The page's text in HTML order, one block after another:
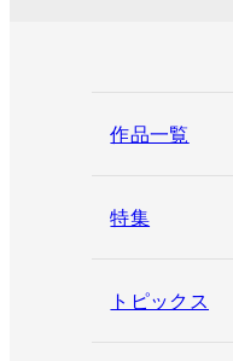
作品一覧
特集
トピックス